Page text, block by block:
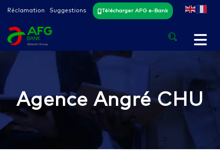
Réclamation Suggestions Télécharger AFG e-Bank
Agence Angré CHU